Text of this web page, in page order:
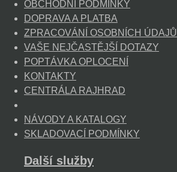
OBCHODNÍ PODMÍNKY
DOPRAVA A PLATBA
ZPRACOVÁNÍ OSOBNÍCH ÚDAJŮ
VAŠE NEJČASTĚJŠÍ DOTAZY
POPTÁVKA OPLOCENÍ
KONTAKTY
CENTRÁLA RAJHRAD
NÁVODY A KATALOGY
SKLADOVACÍ PODMÍNKY
Další služby